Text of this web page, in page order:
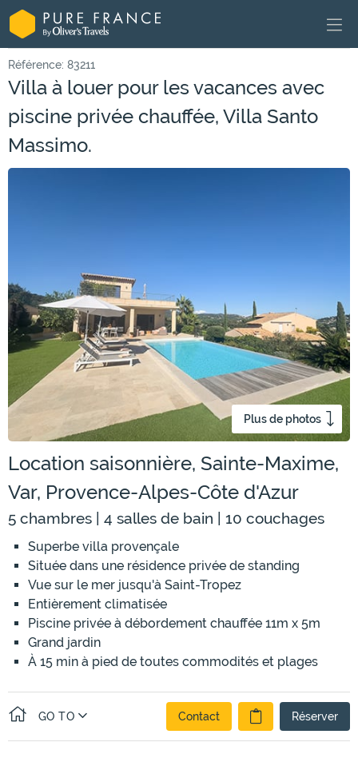
Référence: 83211
Villa à louer pour les vacances avec
piscine privée chauffée, Villa Santo
Massimo.
Plus de photos
Location saisonnière, Sainte-Maxime,
Var, Provence-Alpes-Côte d'Azur
5 chambres | 4 salles de bain | 10 couchages
Superbe villa provençale
Située dans une résidence privée de standing
Vue sur le mer jusqu'à Saint-Tropez
Entièrement climatisée
Piscine privée à débordement chauffée 11m x 5m
Grand jardin
À 15 min à pied de toutes commodités et plages
GO TO Contact Réserver